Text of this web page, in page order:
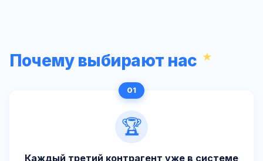
Почему выбирают нас
🏆
Каждый третий контрагент уже в системе